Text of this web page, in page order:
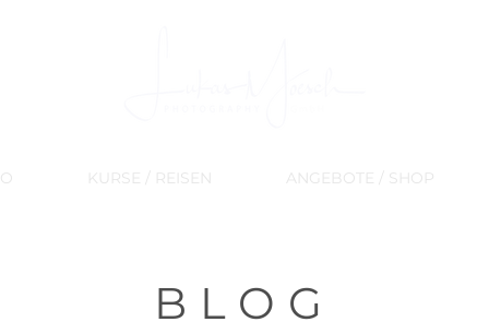
KURSE / REISEN ANGEBOTE / SHOP
BLOG